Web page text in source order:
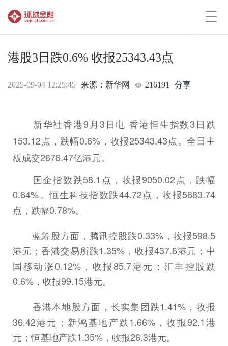
港股3日跌0.6% 收报25343.43点
2025-09-04 12:25:45 来源：新华网 216191 分享
新华社香港9月3日电 香港恒生指数3日跌
153.12点，跌幅0.6%，收报25343.43点。全日主
板成交2676.47亿港元。
国企指数跌58.1点，收报9050.02点，跌幅
0.64%。恒生科技指数跌44.72点，收报5683.74
点，跌幅0.78%。
蓝筹股方面，腾讯控股跌0.33%，收报598.5
港元；香港交易所跌1.35%，收报437.6港元；中
国移动涨0.12%，收报85.7港元；汇丰控股跌
0.6%，收报99.15港元。
香港本地股方面，长实集团跌1.41%，收报
36.42港元；新鸿基地产跌1.66%，收报92.1港
元；恒基地产跌1.35%，收报26.3港元。